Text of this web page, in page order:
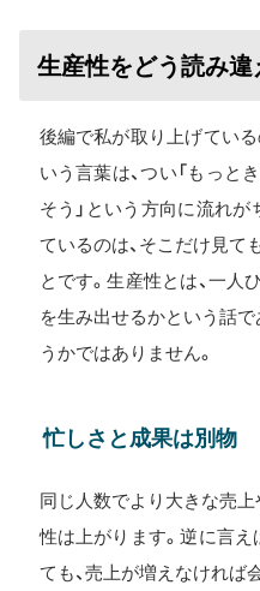
生産性をどう読み違
後編で私が取り上げている
いう言葉は、つい「もっと
そう」という方向に流れ
ているのは、そこだけ見て
とです。生産性とは、一
を生み出せるかという話
うかではありません。
忙しさと成果は別物
同じ人数でより大きな売上
性は上がります。逆に言え
ても、売上が増えなければ